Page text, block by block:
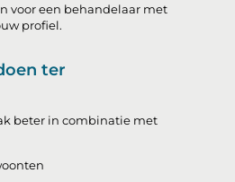
voor een behandelaar met
profiel.
ter
beter in combinatie met